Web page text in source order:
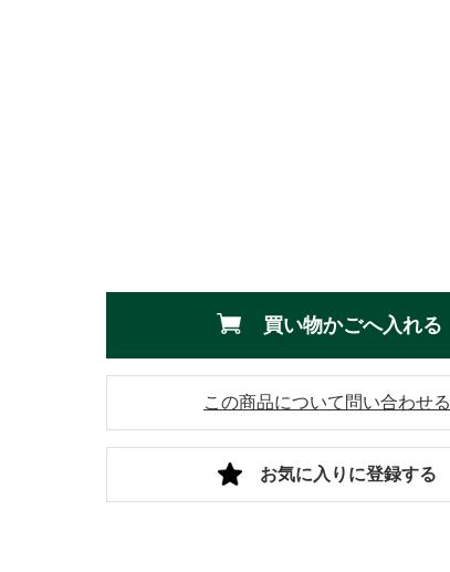
買い物かごへ入れる
この商品について問い合わせる
お気に入りに登録する